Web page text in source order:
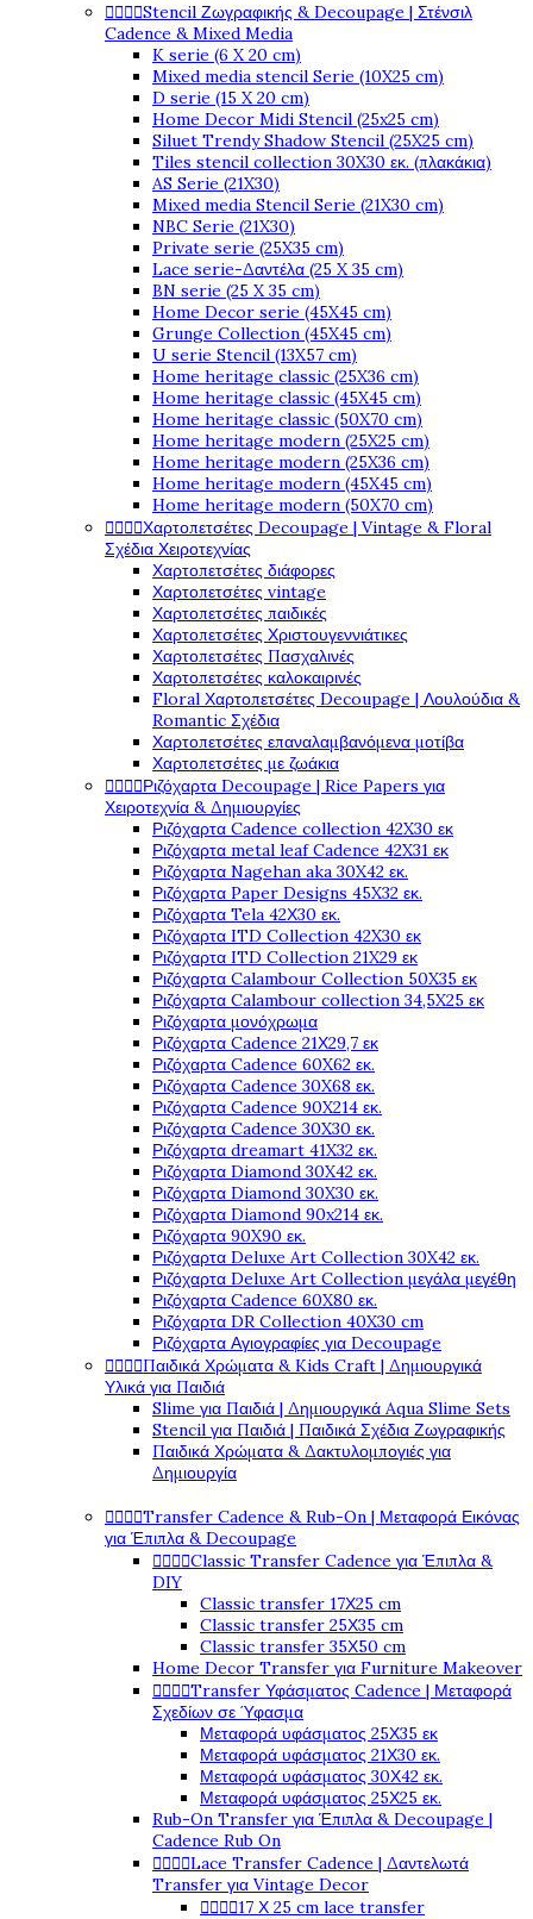
Stencil Ζωγραφικής & Decoupage | Στένσιλ
Cadence & Mixed Media
K serie (6 X 20 cm)
Mixed media stencil Serie (10X25 cm)
D serie (15 X 20 cm)
Home Decor Midi Stencil (25x25 cm)
Siluet Trendy Shadow Stencil (25X25 cm)
Tiles stencil collection 30X30 εκ. (πλακάκια)
AS Serie (21X30)
Mixed media Stencil Serie (21X30 cm)
NBC Serie (21X30)
Private serie (25X35 cm)
Lace serie-Δαντέλα (25 X 35 cm)
BN serie (25 X 35 cm)
Home Decor serie (45X45 cm)
Grunge Collection (45X45 cm)
U serie Stencil (13X57 cm)
Home heritage classic (25X36 cm)
Home heritage classic (45X45 cm)
Home heritage classic (50X70 cm)
Home heritage modern (25X25 cm)
Home heritage modern (25X36 cm)
Home heritage modern (45X45 cm)
Home heritage modern (50X70 cm)
Χαρτοπετσέτες Decoupage | Vintage & Floral
Σχέδια Χειροτεχνίας
Χαρτοπετσέτες διάφορες
Χαρτοπετσέτες vintage
Χαρτοπετσέτες παιδικές
Χαρτοπετσέτες Χριστουγεννιάτικες
Χαρτοπετσέτες Πασχαλινές
Χαρτοπετσέτες καλοκαιρινές
Floral Χαρτοπετσέτες Decoupage | Λουλούδια &
Romantic Σχέδια
Χαρτοπετσέτες επαναλαμβανόμενα μοτίβα
Χαρτοπετσέτες με ζωάκια
Ριζόχαρτα Decoupage | Rice Papers για
Χειροτεχνία & Δημιουργίες
Ριζόχαρτα Cadence collection 42X30 εκ
Ριζόχαρτα metal leaf Cadence 42X31 εκ
Ριζόχαρτα Nagehan aka 30X42 εκ.
Ριζόχαρτα Paper Designs 45X32 εκ.
Ριζόχαρτα Tela 42Χ30 εκ.
Ριζόχαρτα ITD Collection 42X30 εκ
Ριζόχαρτα ITD Collection 21X29 εκ
Ριζόχαρτα Calambour Collection 50X35 εκ
Ριζόχαρτα Calambour collection 34,5X25 εκ
Ριζόχαρτα μονόχρωμα
Ριζόχαρτα Cadence 21Χ29,7 εκ
Ριζόχαρτα Cadence 60X62 εκ.
Ριζόχαρτα Cadence 30X68 εκ.
Ριζόχαρτα Cadence 90X214 εκ.
Ριζόχαρτα Cadence 30X30 εκ.
Ριζόχαρτα dreamart 41X32 εκ.
Ριζόχαρτα Diamond 30X42 εκ.
Ριζόχαρτα Diamond 30X30 εκ.
Ριζόχαρτα Diamond 90x214 εκ.
Ριζόχαρτα 90X90 εκ.
Ριζόχαρτα Deluxe Art Collection 30X42 εκ.
Ριζόχαρτα Deluxe Art Collection μεγάλα μεγέθη
Ριζόχαρτα Cadence 60X80 εκ.
Ριζόχαρτα DR Collection 40X30 cm
Ριζόχαρτα Αγιογραφίες για Decoupage
Παιδικά Χρώματα & Kids Craft | Δημιουργικά
Υλικά για Παιδιά
Slime για Παιδιά | Δημιουργικά Aqua Slime Sets
Stencil για Παιδιά | Παιδικά Σχέδια Ζωγραφικής
Παιδικά Χρώματα & Δακτυλομπογιές για
Δημιουργία
Transfer Cadence & Rub-On | Μεταφορά Εικόνας
για Έπιπλα & Decoupage
Classic Transfer Cadence για Έπιπλα &
DIY
Classic transfer 17Χ25 cm
Classic transfer 25Χ35 cm
Classic transfer 35Χ50 cm
Home Decor Transfer για Furniture Makeover
Transfer Υφάσματος Cadence | Μεταφορά
Σχεδίων σε Ύφασμα
Μεταφορά υφάσματος 25Χ35 εκ
Μεταφορά υφάσματος 21Χ30 εκ.
Μεταφορά υφάσματος 30Χ42 εκ.
Μεταφορά υφάσματος 25Χ25 εκ.
Rub-On Transfer για Έπιπλα & Decoupage |
Cadence Rub On
Lace Transfer Cadence | Δαντελωτά
Transfer για Vintage Decor
17 Χ 25 cm lace transfer